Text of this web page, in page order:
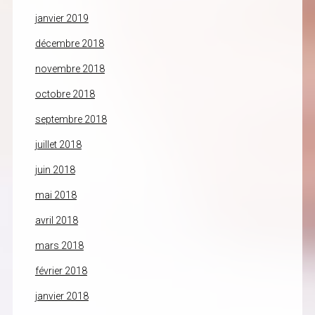
janvier 2019
décembre 2018
novembre 2018
octobre 2018
septembre 2018
juillet 2018
juin 2018
mai 2018
avril 2018
mars 2018
février 2018
janvier 2018